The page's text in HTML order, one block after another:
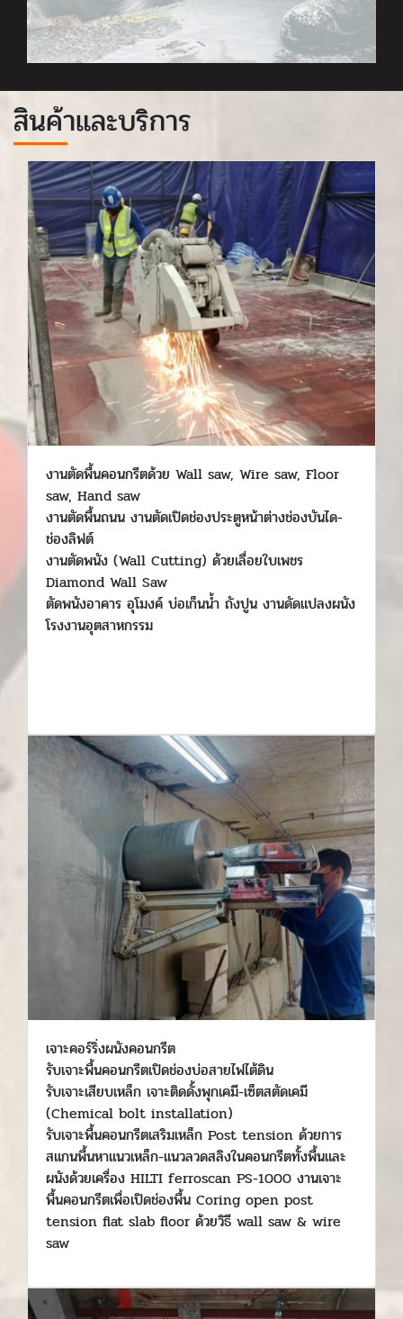
สินค้าและบริการ
งานตัดพื้นคอนกรีตด้วย Wall saw, Wire saw, Floor
saw, Hand saw
งานตัดพื้นถนน งานตัดเปิดช่องประตูหน้าต่างช่องบันได-
ช่องลิฟต์
งานตัดพนัง (Wall Cutting) ด้วยเลื่อยใบเพชร
Diamond Wall Saw
ตัดพนังอาคาร อุโมงค์ บ่อเก็นน้ำ ถังปูน งานดัดแปลงผนัง
โรงงานอุตสาหกรรม
เจาะคอร์ริ่งผนังคอนกรีต
รับเจาะพื้นคอนกรีตเปิดช่องบ่อสายไฟไต้ดิน
รับเจาะเสียบเหล็ก เจาะติดดั้งพุกเคมี-เซ็ตสตัดเคมี
(Chemical bolt installation)
รับเจาะพื้นคอนกรีตเสริมเหล็ก Post tension ด้วยการ
สแกนพื้นหาแนวเหล็ก-แนวลวดสลิงในคอนกรีตทั้งพื้นและ
ผนังด้วยเครื่อง HILTI ferroscan PS-1000 งานเจาะ
พื้นคอนกรีตเพื่อเปิดช่องพื้น Coring open post
tension flat slab floor ด้วยวิธี wall saw & wire
saw